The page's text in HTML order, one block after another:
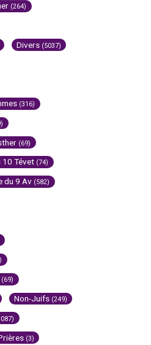
(264)
Divers (5037)
(316)
(69)
10 Tévet (74)
du 9 Av (582)
(69)
Non-Juifs (249)
(3)